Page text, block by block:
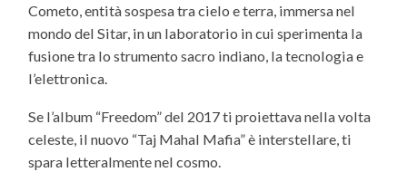
Cometo, entità sospesa tra cielo e terra, immersa nel
mondo del Sitar, in un laboratorio in cui sperimenta la
fusione tra lo strumento sacro indiano, la tecnologia e
l’elettronica.
Se l’album “Freedom” del 2017 ti proiettava nella volta
celeste, il nuovo “Taj Mahal Mafia” è interstellare, ti
spara letteralmente nel cosmo.